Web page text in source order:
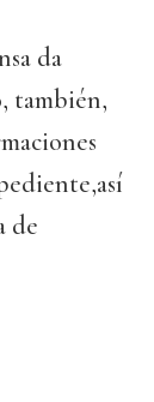
da
también,
de